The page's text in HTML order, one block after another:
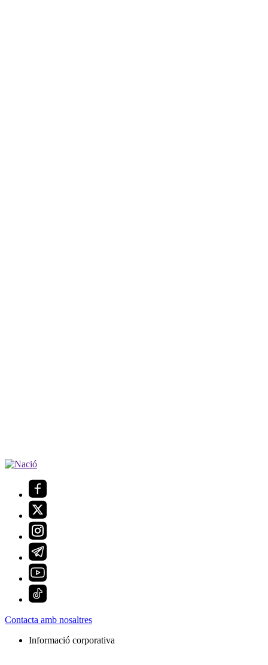
Contacta amb nosaltres
Informació corporativa